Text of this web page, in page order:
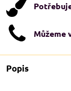
Můžeme
Popis